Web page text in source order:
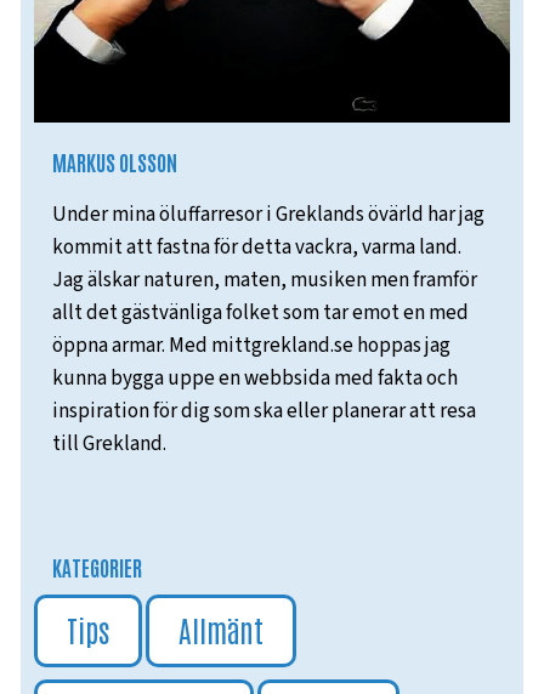
MARKUS OLSSON
Under mina öluffarresor i Greklands övärld har jag
kommit att fastna för detta vackra, varma land.
Jag älskar naturen, maten, musiken men framför
allt det gästvänliga folket som tar emot en med
öppna armar. Med mittgrekland.se hoppas jag
kunna bygga uppe en webbsida med fakta och
inspiration för dig som ska eller planerar att resa
till Grekland.
KATEGORIER
Tips Allmänt